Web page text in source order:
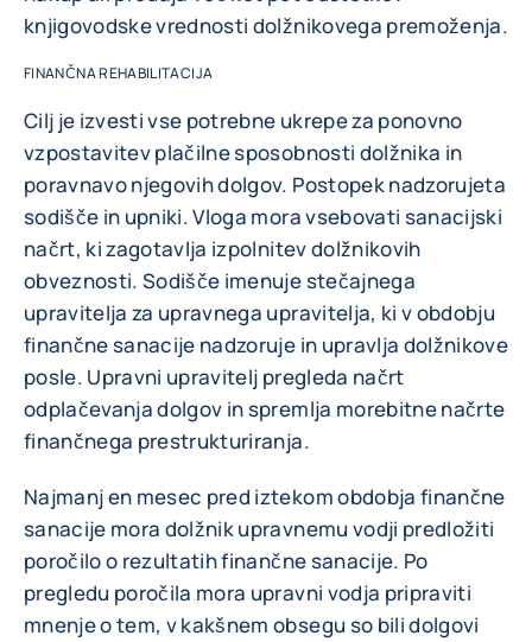
knjigovodske vrednosti dolžnikovega premoženja.
FINANČNA REHABILITACIJA
Cilj je izvesti vse potrebne ukrepe za ponovno
vzpostavitev plačilne sposobnosti dolžnika in
poravnavo njegovih dolgov. Postopek nadzorujeta
sodišče in upniki. Vloga mora vsebovati sanacijski
načrt, ki zagotavlja izpolnitev dolžnikovih
obveznosti. Sodišče imenuje stečajnega
upravitelja za upravnega upravitelja, ki v obdobju
finančne sanacije nadzoruje in upravlja dolžnikove
posle. Upravni upravitelj pregleda načrt
odplačevanja dolgov in spremlja morebitne načrte
finančnega prestrukturiranja.
Najmanj en mesec pred iztekom obdobja finančne
sanacije mora dolžnik upravnemu vodji predložiti
poročilo o rezultatih finančne sanacije. Po
pregledu poročila mora upravni vodja pripraviti
mnenje o tem, v kakšnem obsegu so bili dolgovi